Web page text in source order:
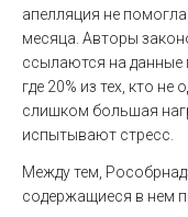
апелляция не
месяца. Авторы
ссылаются на данные
где 20% из тех, кто
слишком большая
испытывают стресс.
Между тем,
содержащиеся в нем